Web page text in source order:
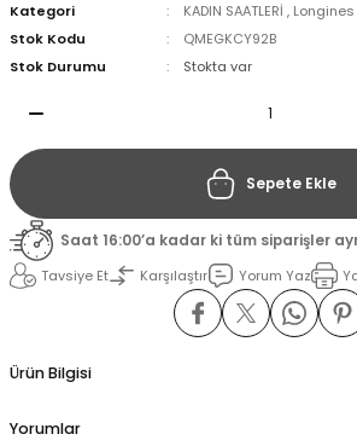
Kategori
KADIN SAATLERİ , Longines
Stok Kodu
QMEGKCY92B
Stok Durumu
Stokta var
Sepete Ekle
Saat 16:00’a kadar ki tüm siparişler
Tavsiye Et
Karşılaştır Yorum Yaz
Ürün Bilgisi
Yorumlar